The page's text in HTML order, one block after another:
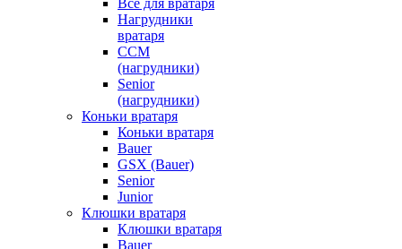
Все для вратаря
Нагрудники
вратаря
CCM
(нагрудники)
Senior
(нагрудники)
Коньки вратаря
Коньки вратаря
Bauer
GSX (Bauer)
Senior
Junior
Клюшки вратаря
Клюшки вратаря
Bauer